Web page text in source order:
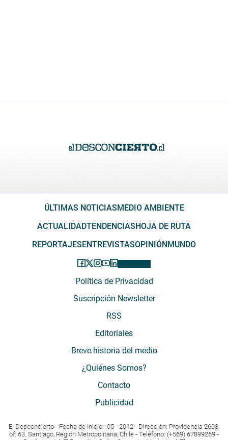
ÚLTIMAS NOTICIASMEDIO AMBIENTE
ACTUALIDADTENDENCIASHOJA DE RUTA
REPORTAJESENTREVISTASOPINIÓNMUNDO
Política de Privacidad
Suscripción Newsletter
RSS
Editoriales
Breve historia del medio
¿Quiénes Somos?
Contacto
Publicidad
El Desconcierto - Fecha de Inicio: 05 - 2012 - Dirección: Providencia 2608,
of. 63. Santiago, Región Metropolitana, Chile - Teléfono: (+569) 67899269 -